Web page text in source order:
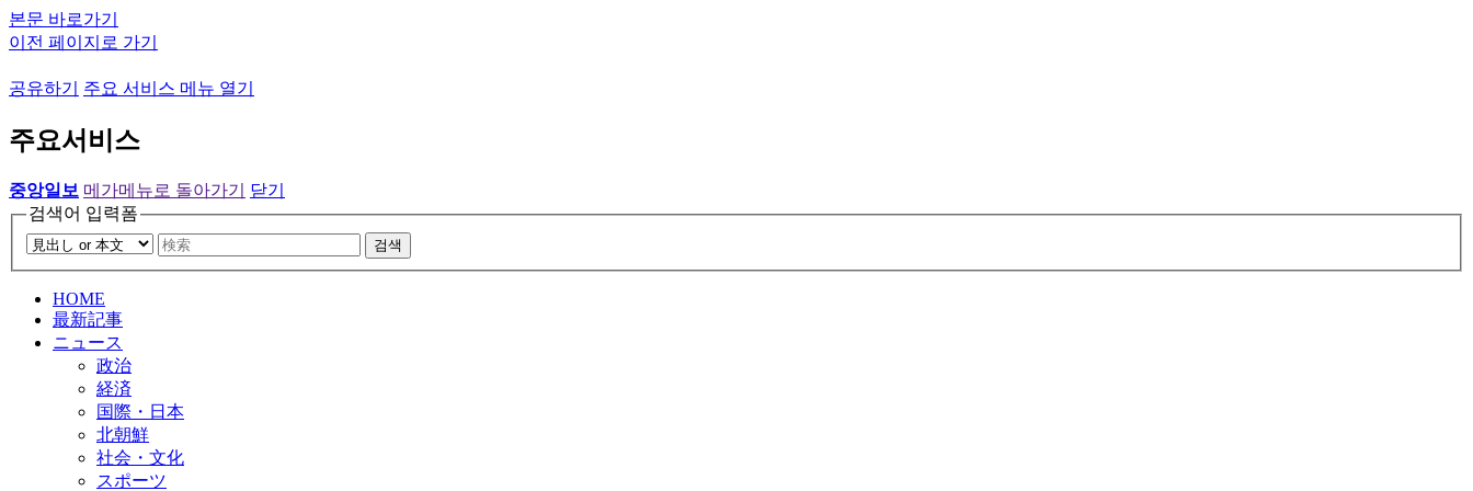
본문 바로가기
이전 페이지로 가기
공유하기 주요 서비스 메뉴 열기
주요서비스
중앙일보 메가메뉴로 돌아가기
닫기
검색어 입력폼
검색
HOME
最新記事
ニュース
政治
経済
国際・日本
北朝鮮
社会・文化
スポーツ